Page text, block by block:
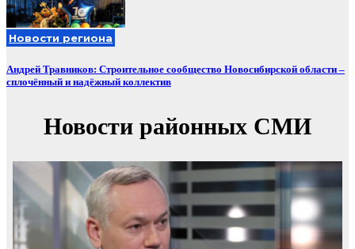
Новости региона
Андрей Травников: Строительное сообщество Новосибирской области –
сплочённый и надёжный коллектив